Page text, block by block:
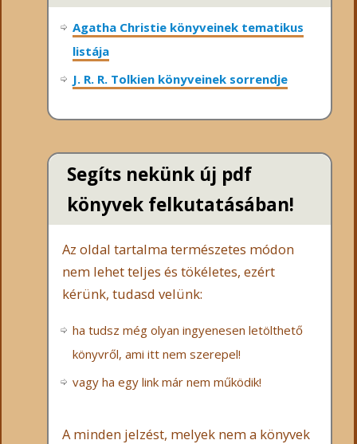
Agatha Christie könyveinek tematikus
listája
J. R. R. Tolkien könyveinek sorrendje
Segíts nekünk új pdf
könyvek felkutatásában!
Az oldal tartalma természetes módon
nem lehet teljes és tökéletes, ezért
kérünk, tudasd velünk:
ha tudsz még olyan ingyenesen letölthető
könyvről, ami itt nem szerepel!
vagy ha egy link már nem működik!
A minden jelzést, melyek nem a könyvek